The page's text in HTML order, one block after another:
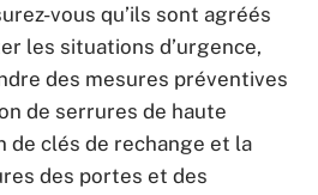
vous qu’ils sont agréés
les situations d’urgence,
des mesures préventives
de serrures de haute
de clés de rechange et la
des portes et des